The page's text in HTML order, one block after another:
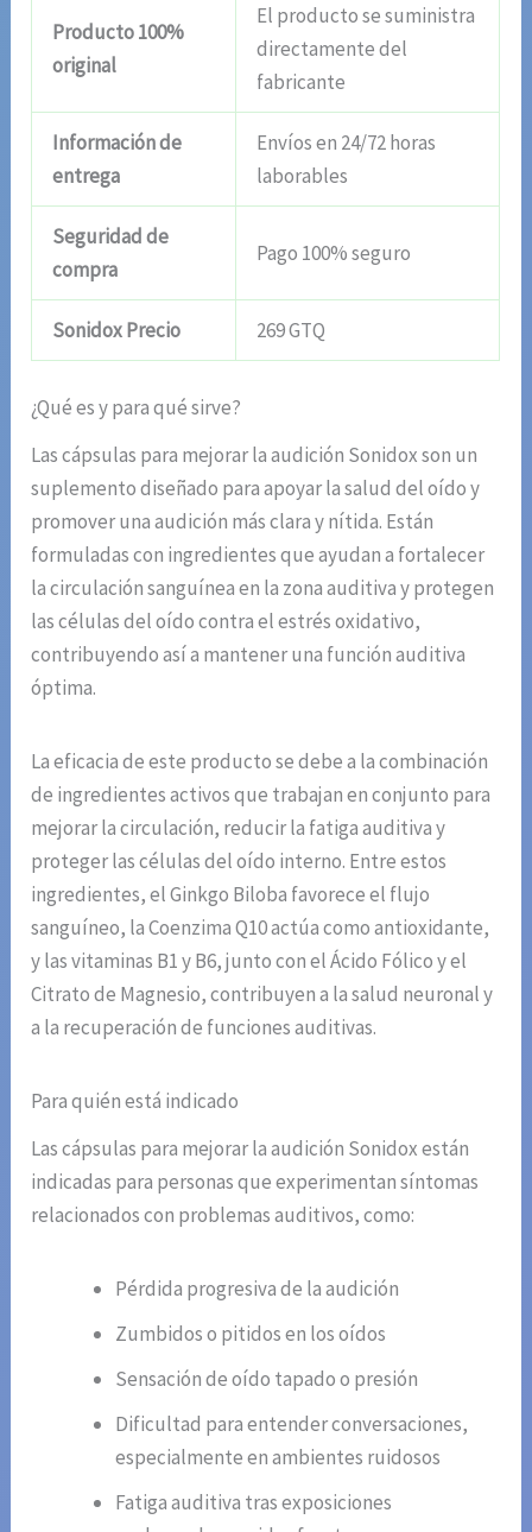
Producto 100%
original
El producto se suministra
directamente del
fabricante
Información de
entrega
Envíos en 24/72 horas
laborables
Seguridad de
compra
Pago 100% seguro
Sonidox Precio 269 GTQ
¿Qué es y para qué sirve?
Las cápsulas para mejorar la audición Sonidox son un
suplemento diseñado para apoyar la salud del oído y
promover una audición más clara y nítida. Están
formuladas con ingredientes que ayudan a fortalecer
la circulación sanguínea en la zona auditiva y protegen
las células del oído contra el estrés oxidativo,
contribuyendo así a mantener una función auditiva
óptima.
La eficacia de este producto se debe a la combinación
de ingredientes activos que trabajan en conjunto para
mejorar la circulación, reducir la fatiga auditiva y
proteger las células del oído interno. Entre estos
ingredientes, el Ginkgo Biloba favorece el flujo
sanguíneo, la Coenzima Q10 actúa como antioxidante,
y las vitaminas B1 y B6, junto con el Ácido Fólico y el
Citrato de Magnesio, contribuyen a la salud neuronal y
a la recuperación de funciones auditivas.
Para quién está indicado
Las cápsulas para mejorar la audición Sonidox están
indicadas para personas que experimentan síntomas
relacionados con problemas auditivos, como:
Pérdida progresiva de la audición
Zumbidos o pitidos en los oídos
Sensación de oído tapado o presión
Dificultad para entender conversaciones,
especialmente en ambientes ruidosos
Fatiga auditiva tras exposiciones